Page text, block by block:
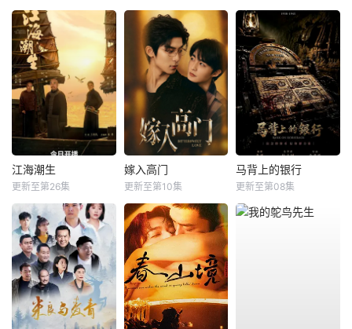
江海潮生
更新至第26集
嫁入高门
更新至第10集
马背上的银行
更新至第08集